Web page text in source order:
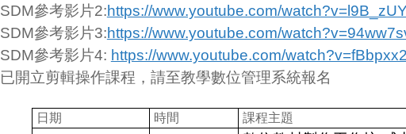
SDM參考影片2:https://www.youtube.com/
SDM參考影片3:https://www.youtube.com/
SDM參考影片4: https://www.youtube.com/
已開立剪輯操作課程，請至教學數位管理系統報名
日期 時間 課程主題